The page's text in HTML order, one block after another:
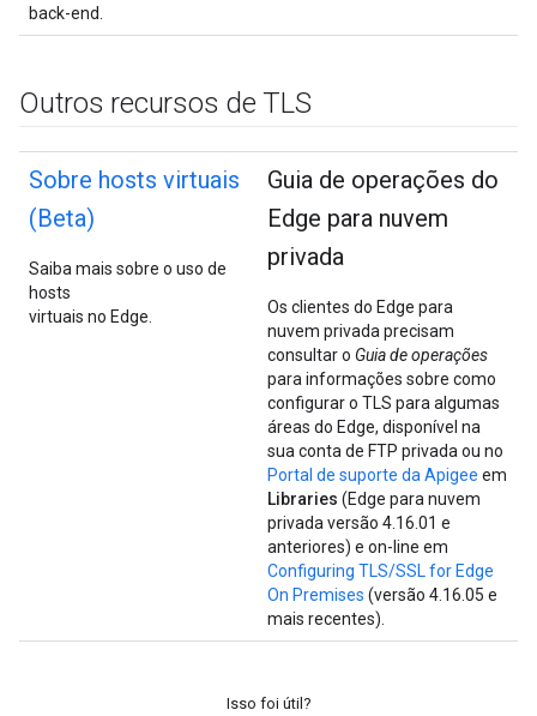
back-end.
Outros recursos de TLS
Sobre hosts virtuais
(Beta)
Saiba mais sobre o uso de
hosts
virtuais no Edge.
Guia de operações do
Edge para nuvem
privada
Os clientes do Edge para
nuvem privada precisam
consultar o Guia de operações
para informações sobre como
configurar o TLS para algumas
áreas do Edge, disponível na
sua conta de FTP privada ou no
Portal de suporte da Apigee em
Libraries (Edge para nuvem
privada versão 4.16.01 e
anteriores) e on-line em
Configuring TLS/SSL for Edge
On Premises (versão 4.16.05 e
mais recentes).
Isso foi útil?